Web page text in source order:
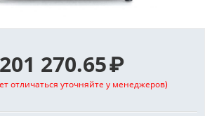
201 270.65₽
отличаться уточняйте у менеджеров)